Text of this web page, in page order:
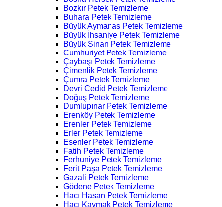
Bozkır Petek Temizleme
Buhara Petek Temizleme
Büyük Aymanas Petek Temizleme
Büyük İhsaniye Petek Temizleme
Büyük Sinan Petek Temizleme
Cumhuriyet Petek Temizleme
Çaybaşı Petek Temizleme
Çimenlik Petek Temizleme
Çumra Petek Temizleme
Devri Cedid Petek Temizleme
Doğuş Petek Temizleme
Dumlupınar Petek Temizleme
Erenköy Petek Temizleme
Erenler Petek Temizleme
Erler Petek Temizleme
Esenler Petek Temizleme
Fatih Petek Temizleme
Ferhuniye Petek Temizleme
Ferit Paşa Petek Temizleme
Gazali Petek Temizleme
Gödene Petek Temizleme
Hacı Hasan Petek Temizleme
Hacı Kaymak Petek Temizleme